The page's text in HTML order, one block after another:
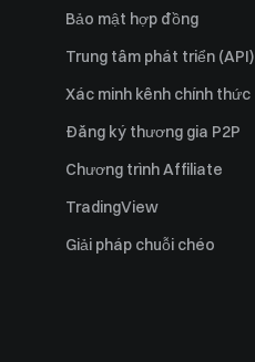
Bảo mật hợp đồng
Trung tâm phát triển (API)
Xác minh kênh chính thức
Đăng ký thương gia P2P
Chương trình Affiliate
TradingView
Giải pháp chuỗi chéo